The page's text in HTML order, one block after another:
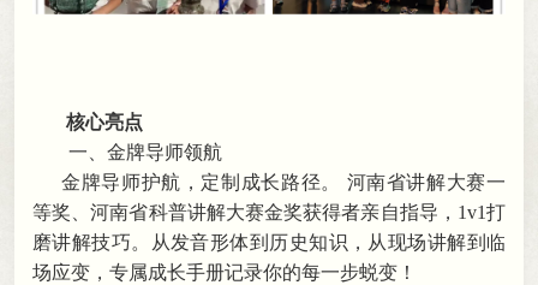
核心亮点
一、 金牌导师领航
金牌导师护航 ， 定制成长路径。
河南省讲解大赛一
等奖、河南省科普讲解大赛金奖获得者亲自指导 ， 1v1打
磨讲解技巧。
从发音形体到历史知识，从现场讲解到临
场应变 ， 专属成长手册记录你的每一步蜕变！